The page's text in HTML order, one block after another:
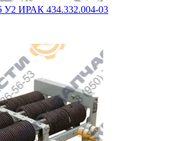
У2 ИРАК 434.332.004-03